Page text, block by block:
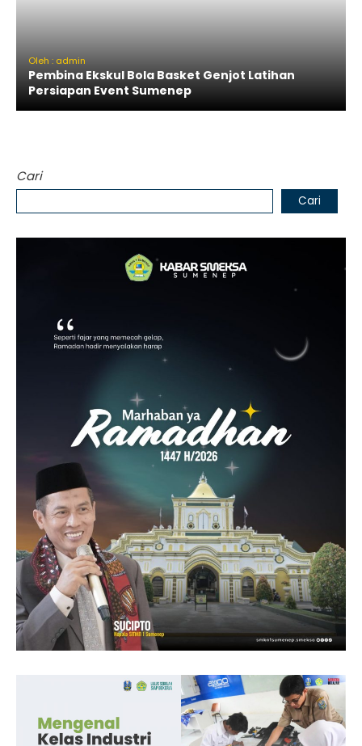
Oleh : admin
Pembina Ekskul Bola Basket Genjot Latihan
Persiapan Event Sumenep
Cari
Cari